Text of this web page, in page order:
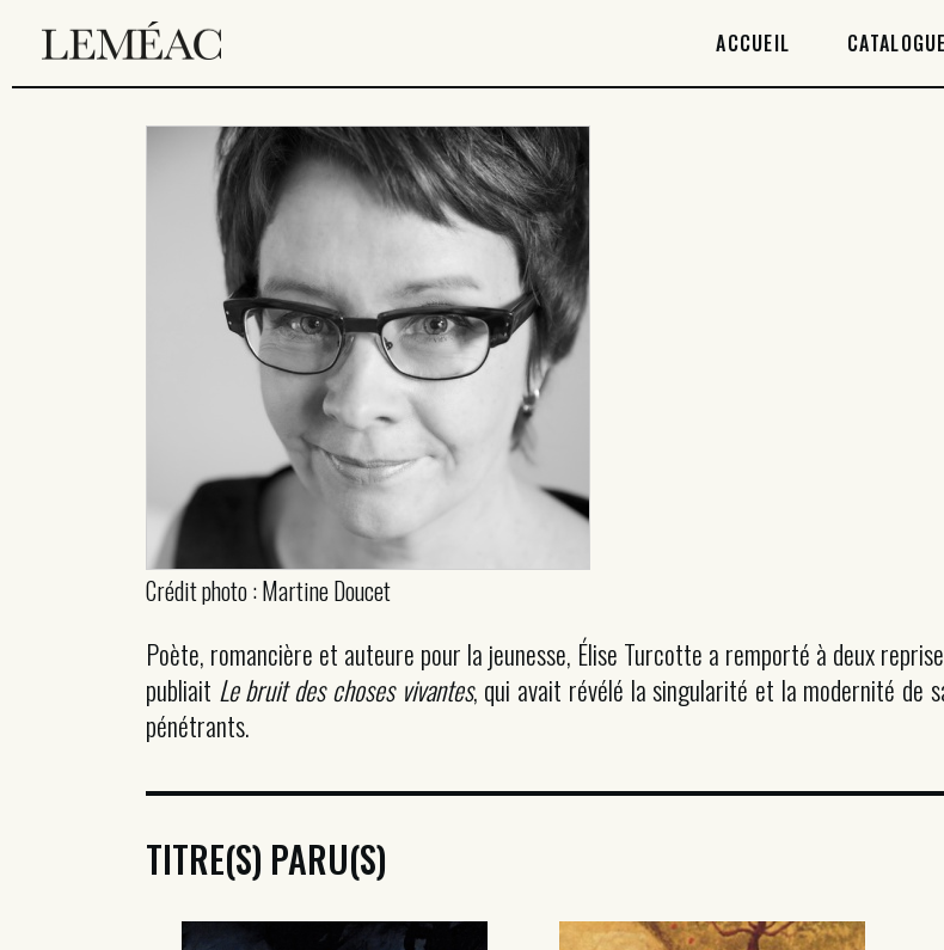
ACCUEIL CATALOGUE
CATALOGUE
AUTEURICES
DROITS / RIGHTS
À PROPOS
Crédit photo : Martine Doucet
Poète, romancière et auteure pour la jeunesse, Élise Turcotte a remporté à deux
publiait Le bruit des choses vivantes, qui avait révélé la singularité et la modernité de
pénétrants.
TITRE(S) PARU(S)